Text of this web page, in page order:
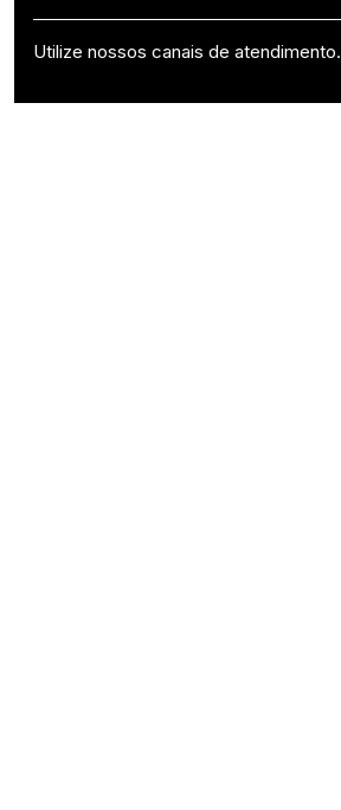
Utilize nossos canais de atendimento.